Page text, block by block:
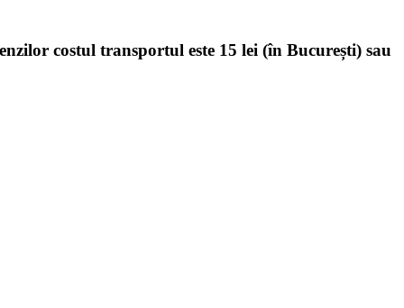
costul transportul este 15 lei (în București) sau